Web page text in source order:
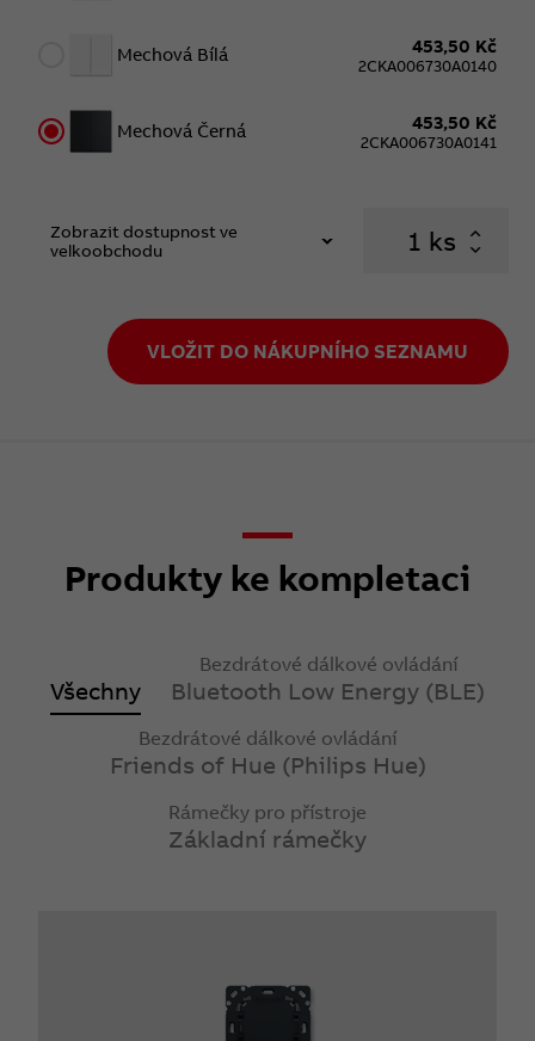
Mechová Bílá 453,50 Kč
2CKA006730A0140
Mechová Černá 453,50 Kč
2CKA006730A0141
Zobrazit dostupnost ve
velkoobchodu
ks
VLOŽIT DO NÁKUPNÍHO SEZNAMU
Produkty ke kompletaci
Všechny
Bezdrátové dálkové ovládání
Bluetooth Low Energy (BLE)
Bezdrátové dálkové ovládání
Friends of Hue (Philips Hue)
Rámečky pro přístroje
Základní rámečky